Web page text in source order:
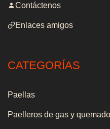
Contáctenos
Enlaces amigos
CATEGORÍAS
Paellas
Paelleros de gas y